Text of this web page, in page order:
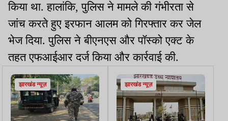
किया था. हालांकि, पुलिस ने मामले की गंभीरता से
जांच करते हुए इरफान आलम को गिरफ्तार कर जेल
भेज दिया. पुलिस ने बीएनएस और पॉस्को एक्ट के
तहत एफआईआर दर्ज किया और कार्रवाई की.
झारखंड न्यूज़ झारखंड न्यूज़